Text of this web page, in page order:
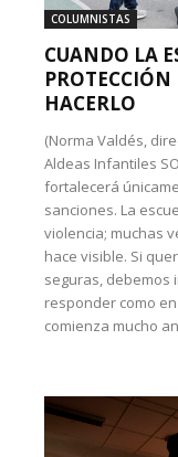
COLUMNISTAS
CUANDO LA
HACERLO
(Norma Valdés,
Aldeas Infantiles
fortalecerá
sanciones. La
violencia; muchas
hace visible. Si
seguras, debemos
responder como
comienza mucho